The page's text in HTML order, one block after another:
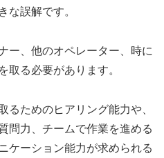
な誤解です。
ー、他のオペレーター、時に
取る必要があります。
るためのヒアリング能力や、
問力、チームで作業を進める
ケーション能力が求められる